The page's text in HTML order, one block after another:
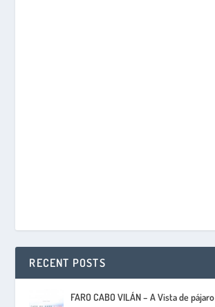
RECENT POSTS
FARO CABO VILÁN – A Vista de pájaro